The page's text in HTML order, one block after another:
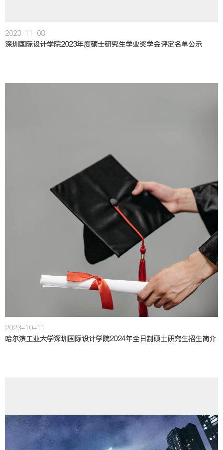
2023-11-08
深圳国际设计学院2023年度硕士研究生学业奖学金评定名单公示
2023-10-11
哈尔滨工业大学深圳国际设计学院2024年全日制硕士研究生招生简介